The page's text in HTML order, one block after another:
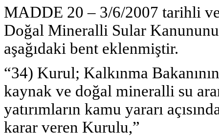
MADDE 20 – 3/6/2007 tarihli
Doğal Mineralli Sular
aşağıdaki bent eklenmiştir.
“34) Kurul; Kalkınma
kaynak ve doğal mineralli su
yatırımların kamu yararı
karar veren Kurulu,”